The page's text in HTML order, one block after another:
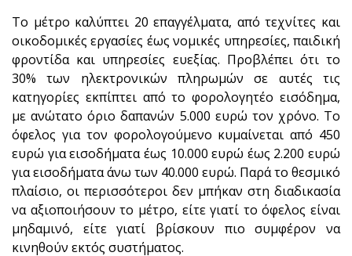
Το μέτρο καλύπτει 20 επαγγέλματα, από τεχνίτες και
οικοδομικές εργασίες έως νομικές υπηρεσίες, παιδική
φροντίδα και υπηρεσίες ευεξίας. Προβλέπει ότι το
30% των ηλεκτρονικών πληρωμών σε αυτές τις
κατηγορίες εκπίπτει από το φορολογητέο εισόδημα,
με ανώτατο όριο δαπανών 5.000 ευρώ τον χρόνο. Το
όφελος για τον φορολογούμενο κυμαίνεται από 450
ευρώ για εισοδήματα έως 10.000 ευρώ έως 2.200 ευρώ
για εισοδήματα άνω των 40.000 ευρώ. Παρά το θεσμικό
πλαίσιο, οι περισσότεροι δεν μπήκαν στη διαδικασία
να αξιοποιήσουν το μέτρο, είτε γιατί το όφελος είναι
μηδαμινό, είτε γιατί βρίσκουν πιο συμφέρον να
κινηθούν εκτός συστήματος.